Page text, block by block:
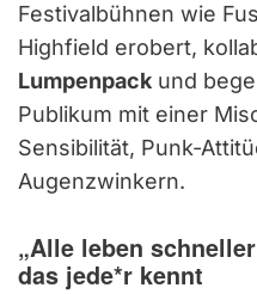
Festivalbühnen wie
Highfield erobert,
Lumpenpack und
Publikum mit einer
Sensibilität, Punk-
Augenzwinkern.
„Alle leben
das jede*r kennt